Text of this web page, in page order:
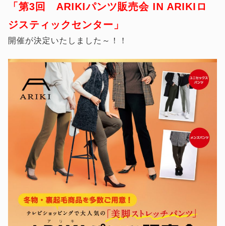
「第3回 ARIKIパンツ販売会 IN ARIKIロ
ジスティックセンター」
開催が決定いたしました～！！